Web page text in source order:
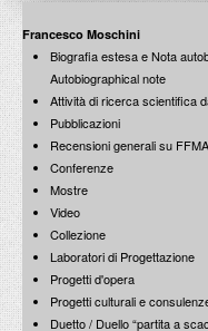
Mattia Preti
14 Dicembre 2013
Antonello da Messina
Le mostre raccontate
12 Dicembre 2013
21 dicembre 2012
Viterbo nel
20 dicembre 2012
Roma 1771-1819. I
L’abside di San
controversa
16 dicembre 2011
La città di Roma nel
amministrativo di
15 dicembre 2011
Francesco Moschini
Biografia estesa e Nota
Autobiographical note
Attività di ricerca scientifica
Pubblicazioni
Recensioni generali su
Conferenze
Mostre
Video
Collezione
Laboratori di Progettazione
Progetti d'opera
Progetti culturali e
Duetto / Duello “partita a